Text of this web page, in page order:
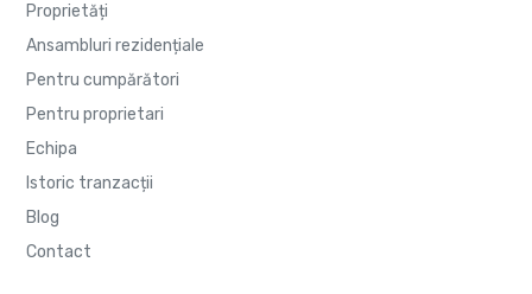
Proprietăți
Ansambluri rezidențiale
Pentru cumpărători
Pentru proprietari
Echipa
Istoric tranzacții
Blog
Contact